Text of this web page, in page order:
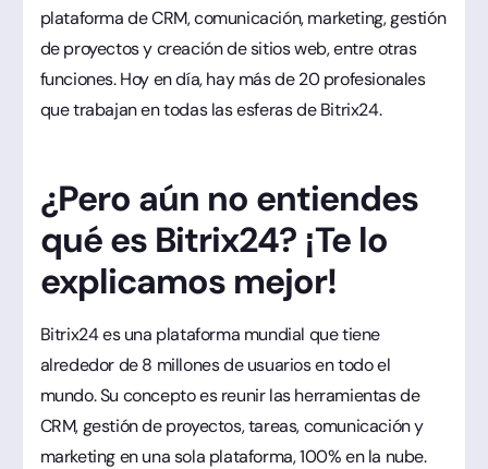
plataforma de CRM, comunicación, marketing, gestión
de proyectos y creación de sitios web, entre otras
funciones. Hoy en día, hay más de 20 profesionales
que trabajan en todas las esferas de Bitrix24.
¿Pero aún no entiendes
qué es Bitrix24? ¡Te lo
explicamos mejor!
Bitrix24 es una plataforma mundial que tiene
alrededor de 8 millones de usuarios en todo el
mundo. Su concepto es reunir las herramientas de
CRM, gestión de proyectos, tareas, comunicación y
marketing en una sola plataforma, 100% en la nube.